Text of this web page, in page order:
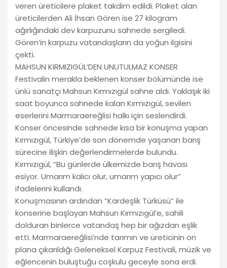
veren üreticilere plaket takdim edildi. Plaket alan
üreticilerden Ali İhsan Gören ise 27 kilogram
ağırlığındaki dev karpuzunu sahnede sergiledi.
Gören’in karpuzu vatandaşların da yoğun ilgisini
çekti.
MAHSUN KIRMIZIGÜL’DEN UNUTULMAZ KONSER
Festivalin merakla beklenen konser bölümünde ise
ünlü sanatçı Mahsun Kırmızıgül sahne aldı. Yaklaşık iki
saat boyunca sahnede kalan Kırmızıgül, sevilen
eserlerini Marmaraereğlisi halkı için seslendirdi.
Konser öncesinde sahnede kısa bir konuşma yapan
Kırmızıgül, Türkiye’de son dönemde yaşanan barış
sürecine ilişkin değerlendirmelerde bulundu.
Kırmızıgül, “Bu günlerde ülkemizde barış havası
esiyor. Umarım kalıcı olur, umarım yapıcı olur”
ifadelerini kullandı.
Konuşmasının ardından “Kardeşlik Türküsü” ile
konserine başlayan Mahsun Kırmızıgül’e, sahili
dolduran binlerce vatandaş hep bir ağızdan eşlik
etti. Marmaraereğlisi’nde tarımın ve üreticinin ön
plana çıkarıldığı Geleneksel Karpuz Festivali, müzik ve
eğlencenin buluştuğu coşkulu geceyle sona erdi.